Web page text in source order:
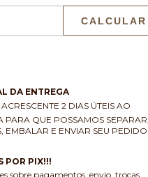
CALCULAR
DA ENTREGA
2 DIAS ÚTEIS AO
PARA QUE POSSAMOS SEPARAR,
EMBALAR E ENVIAR SEU
POR PIX!!!
sobre pagamentos, envio, trocas,